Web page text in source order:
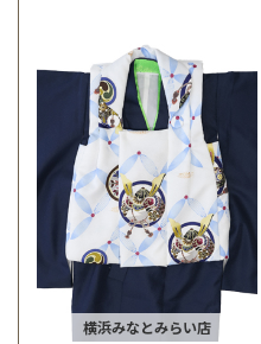
横浜みなとみらい店